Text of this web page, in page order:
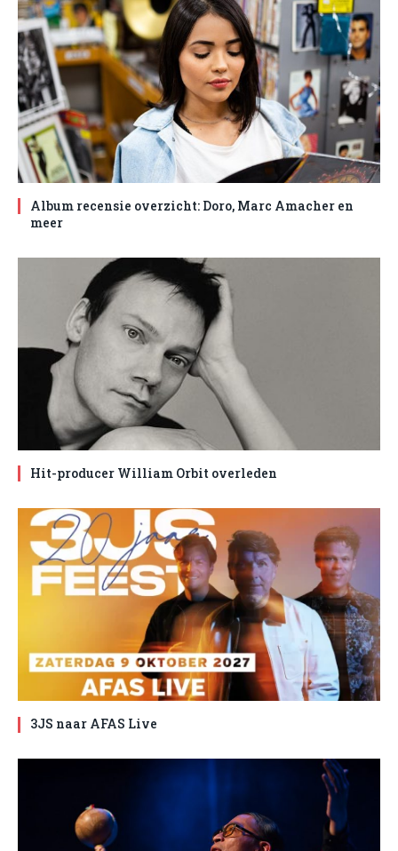
Album recensie overzicht: Doro, Marc Amacher en
meer
Hit-producer William Orbit overleden
3JS naar AFAS Live